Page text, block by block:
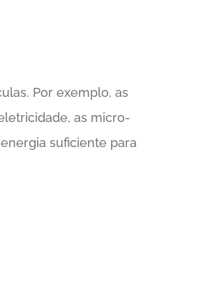
Por exemplo, as
as micro-
suficiente para